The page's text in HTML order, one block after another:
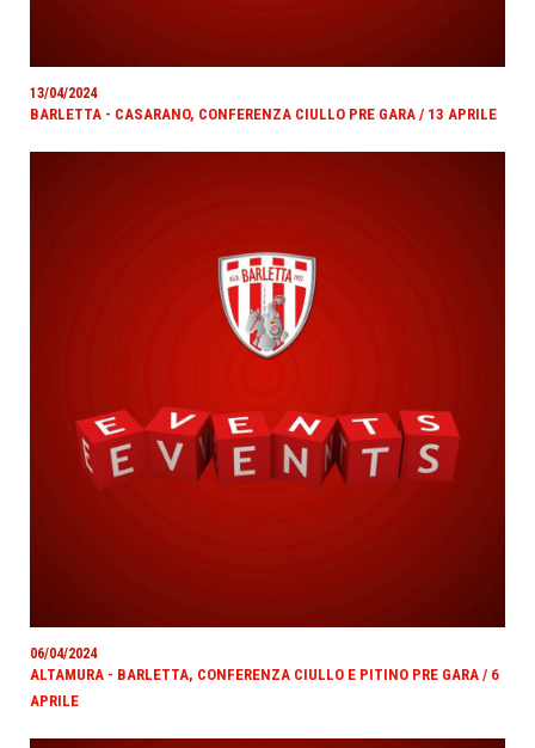
13/04/2024
BARLETTA - CASARANO, CONFERENZA CIULLO PRE GARA / 13 APRILE
06/04/2024
ALTAMURA - BARLETTA, CONFERENZA CIULLO E PITINO PRE GARA / 6
APRILE